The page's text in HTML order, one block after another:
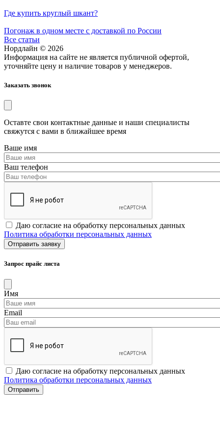
Где купить круглый шкант?
Погонаж в одном месте с доставкой по России
Все статьи
Нордлайн © 2026
Информация на сайте не является публичной офертой,
уточняйте цену и наличие товаров у менеджеров.
Заказать звонок
Оставте свои контактные данные и наши специалисты
свяжутся с вами в ближайшее время
Ваше имя
Ваш телефон
Даю согласие на обработку персональных данных
Политика обработки персональных данных
Запрос прайс листа
Имя
Email
Даю согласие на обработку персональных данных
Политика обработки персональных данных